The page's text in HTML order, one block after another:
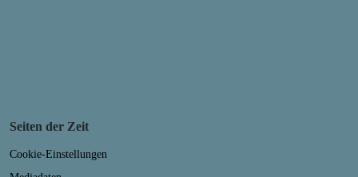
Seiten der Zeit
Cookie-Einstellungen